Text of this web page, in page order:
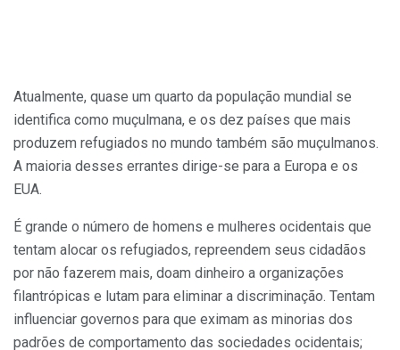
Atualmente, quase um quarto da população mundial se
identifica como muçulmana, e os dez países que mais
produzem refugiados no mundo também são muçulmanos.
A maioria desses errantes dirige-se para a Europa e os
EUA.
É grande o número de homens e mulheres ocidentais que
tentam alocar os refugiados, repreendem seus cidadãos
por não fazerem mais, doam dinheiro a organizações
filantrópicas e lutam para eliminar a discriminação. Tentam
influenciar governos para que eximam as minorias dos
padrões de comportamento das sociedades ocidentais;